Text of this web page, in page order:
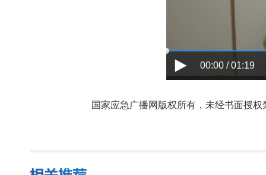
00:00 / 01:19
国家应急广播网版权所有，未经书面授权